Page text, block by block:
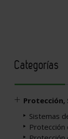
Categorías
Protección,
Sistemas
Protección